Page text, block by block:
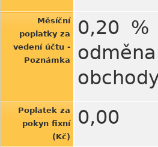
Měsíční
poplatky za
vedení účtu -
Poznámka
0,20
Poplatek za
pokyn fixní
(Kč)
0,00